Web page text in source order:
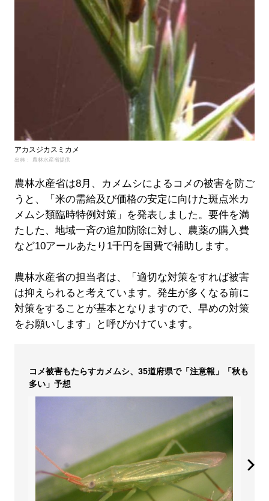
アカスジカスミカメ
出典： 農林水産省提供
農林水産省は8月、カメムシによるコメの被害を防ご
うと、「米の需給及び価格の安定に向けた斑点米カ
メムシ類臨時特例対策」を発表しました。要件を満
たした、地域一斉の追加防除に対し、農薬の購入費
など10アールあたり1千円を国費で補助します。
農林水産省の担当者は、「適切な対策をすれば被害
は抑えられると考えています。発生が多くなる前に
対策をすることが基本となりますので、早めの対策
をお願いします」と呼びかけています。
コメ被害もたらすカメムシ、35道府県で「注意報」「秋も
多い」予想